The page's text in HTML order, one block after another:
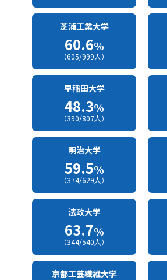
芝浦工業大学
60.6%
（605/999人）
早稲田大学
48.3%
（390/807人）
明治大学
59.5%
（374/629人）
法政大学
63.7%
（344/540人）
京都工芸繊維大学